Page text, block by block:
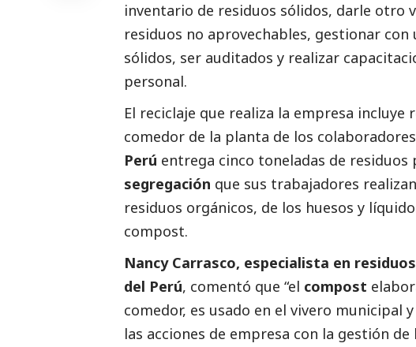
inventario de residuos sólidos, darle otro
residuos no aprovechables, gestionar
sólidos, ser auditados y realizar
personal.
El reciclaje que realiza la empresa
comedor de la planta de los
Perú entrega cinco toneladas de
segregación que sus trabajadores
residuos orgánicos, de los huesos y
compost.
Nancy Carrasco, especialista en
del Perú, comentó que “el compost
comedor, es usado en el vivero municipal
las acciones de empresa con la gestión